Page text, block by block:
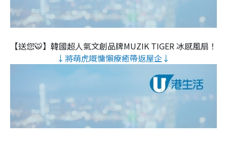
【送您🐯】韓國超人氣文創品牌MUZIK TIGER 冰感風扇！
↓將萌虎嘅慵懶療癒帶返屋企↓